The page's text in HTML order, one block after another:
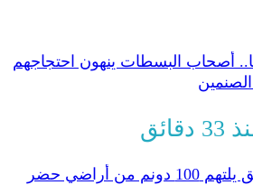
أصحاب البسطات ينهون احتجاجهم
دقائق
حريق يلتهم 100 دونم من أراضي حضر